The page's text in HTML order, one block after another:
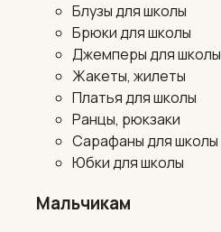
Блузы для школы
Брюки для школы
Джемперы для школы
Жакеты, жилеты
Платья для школы
Ранцы, рюкзаки
Сарафаны для школы
Юбки для школы
Мальчикам